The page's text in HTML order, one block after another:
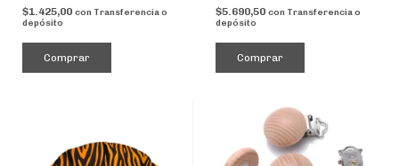
$1.425,00 con Transferencia o
depósito
$5.690,50 con Transferencia o
depósito